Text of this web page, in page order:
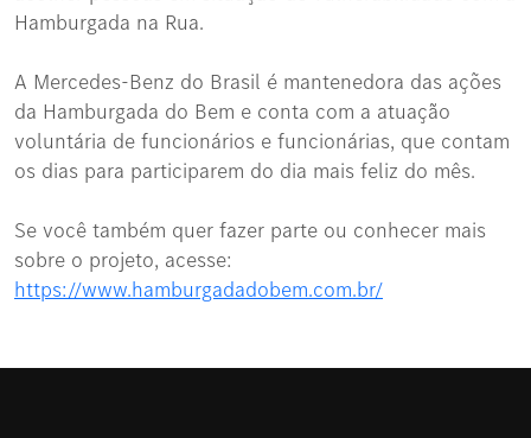
Hamburgada na Rua.
A Mercedes-Benz do Brasil é mantenedora das ações
da Hamburgada do Bem e conta com a atuação
voluntária de funcionários e funcionárias, que contam
os dias para participarem do dia mais feliz do mês.
Se você também quer fazer parte ou conhecer mais
sobre o projeto, acesse:
https://www.hamburgadadobem.com.br/